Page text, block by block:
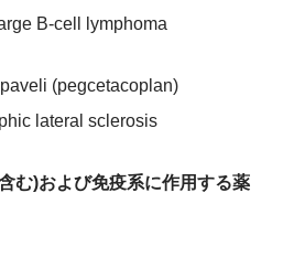
B-cell lymphoma
(pegcetacoplan)
lateral sclerosis
む)および免疫系に作用する薬